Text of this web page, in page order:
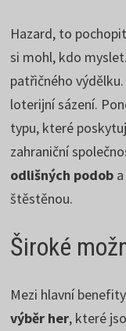
Hazard, to
si mohl, kdo
patřičného
loterijní sázení.
typu, které
zahraniční
odlišných podob
štěstěnou.
Široké
Mezi hlavní
výběr her, které